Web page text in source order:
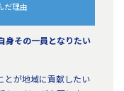
だ理由
身その一員となりたい
とが地域に貢献したい